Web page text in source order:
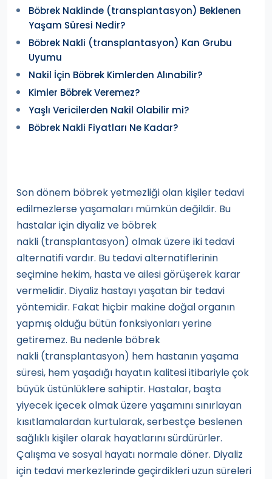
Böbrek Naklinde (transplantasyon) Beklenen
Yaşam Süresi Nedir?
Böbrek Nakli (transplantasyon) Kan Grubu
Uyumu
Nakil İçin Böbrek Kimlerden Alınabilir?
Kimler Böbrek Veremez?
Yaşlı Vericilerden Nakil Olabilir mi?
Böbrek Nakli Fiyatları Ne Kadar?
Son dönem böbrek yetmezliği olan kişiler tedavi
edilmezlerse yaşamaları mümkün değildir. Bu
hastalar için diyaliz ve böbrek
nakli (transplantasyon) olmak üzere iki tedavi
alternatifi vardır. Bu tedavi alternatiflerinin
seçimine hekim, hasta ve ailesi görüşerek karar
vermelidir. Diyaliz hastayı yaşatan bir tedavi
yöntemidir. Fakat hiçbir makine doğal organın
yapmış olduğu bütün fonksiyonları yerine
getiremez. Bu nedenle böbrek
nakli (transplantasyon) hem hastanın yaşama
süresi, hem yaşadığı hayatın kalitesi itibariyle çok
büyük üstünlüklere sahiptir. Hastalar, başta
yiyecek içecek olmak üzere yaşamını sınırlayan
kısıtlamalardan kurtularak, serbestçe beslenen
sağlıklı kişiler olarak hayatlarını sürdürürler.
Çalışma ve sosyal hayatı normale döner. Diyaliz
için tedavi merkezlerinde geçirdikleri uzun süreleri